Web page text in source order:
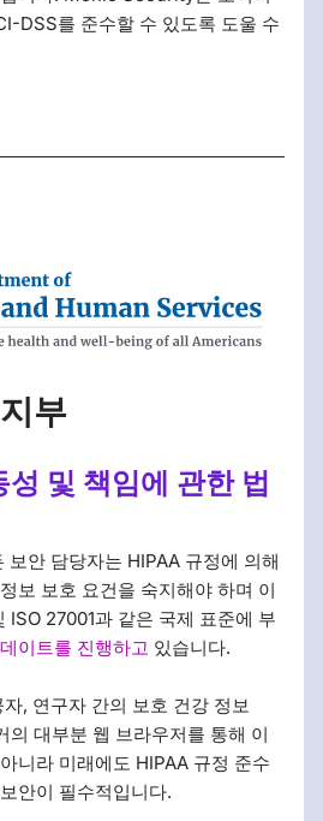
DSS를 준수할 수 있도록 도울 수
부
성 및 책임에 관한 법
보안 담당자는 HIPAA 규정에 의해
보 보호 요건을 숙지해야 하며 이
ISO 27001과 같은 국제 표준에 부
이트를 진행하고 있습니다.
, 연구자 간의 보호 건강 정보
의 대부분 웹 브라우저를 통해 이
니라 미래에도 HIPAA 규정 준수
안이 필수적입니다.